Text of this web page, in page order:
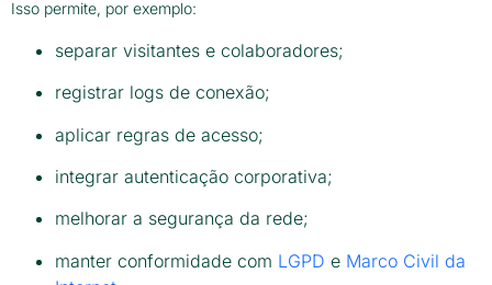
Isso permite, por exemplo:
separar visitantes e colaboradores;
registrar logs de conexão;
aplicar regras de acesso;
integrar autenticação corporativa;
melhorar a segurança da rede;
manter conformidade com LGPD e Marco Civil da